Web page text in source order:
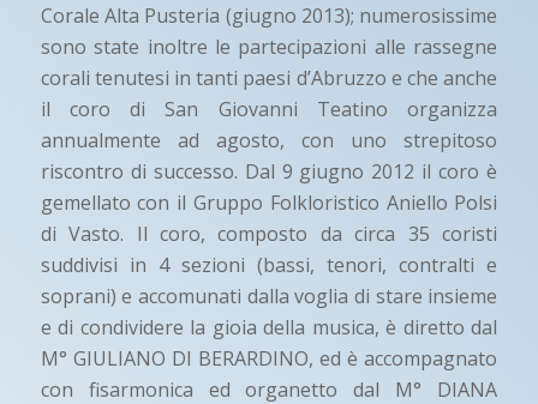
Corale Alta Pusteria (giugno 2013); numerosissime
sono state inoltre le partecipazioni alle rassegne
corali tenutesi in tanti paesi d’Abruzzo e che anche
il coro di San Giovanni Teatino organizza
annualmente ad agosto, con uno strepitoso
riscontro di successo. Dal 9 giugno 2012 il coro è
gemellato con il Gruppo Folkloristico Aniello Polsi
di Vasto. Il coro, composto da circa 35 coristi
suddivisi in 4 sezioni (bassi, tenori, contralti e
soprani) e accomunati dalla voglia di stare insieme
e di condividere la gioia della musica, è diretto dal
M° GIULIANO DI BERARDINO, ed è accompagnato
con fisarmonica ed organetto dal M° DIANA